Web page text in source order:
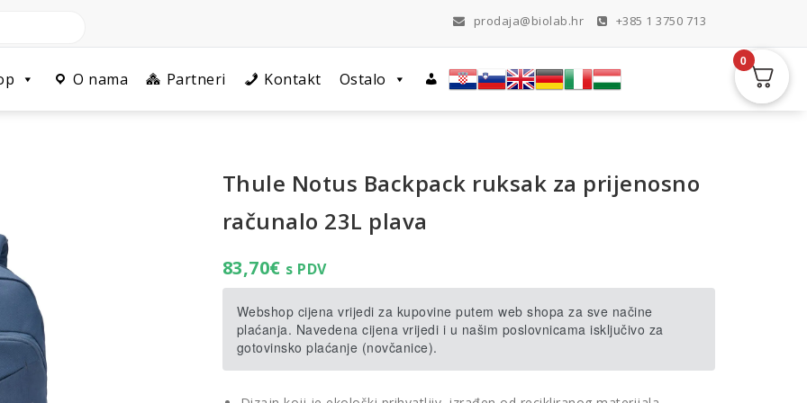
prodaja@biolab.hr +385 1 3750 713
O nama Partneri Kontakt Ostalo
Thule Notus Backpack ruksak za prijenosno
računalo 23L plava
83,70€ s PDV
Webshop cijena vrijedi za kupovine putem web shopa za sve načine
plaćanja. Navedena cijena vrijedi i u našim poslovnicama isključivo za
gotovinsko plaćanje (novčanice).
0